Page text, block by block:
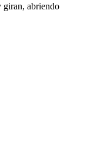
giran, abriendo